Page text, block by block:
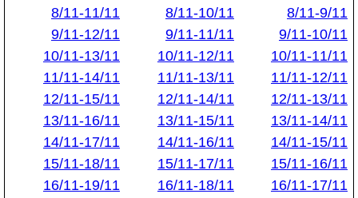
8/11-9/11
8/11-10/11
8/11-11/11
9/11-10/11
9/11-11/11
9/11-12/11
10/11-11/11
10/11-12/11
10/11-13/11
11/11-12/11
11/11-13/11
11/11-14/11
12/11-13/11
12/11-14/11
12/11-15/11
13/11-14/11
13/11-15/11
13/11-16/11
14/11-15/11
14/11-16/11
14/11-17/11
15/11-16/11
15/11-17/11
15/11-18/11
16/11-17/11
16/11-18/11
16/11-19/11